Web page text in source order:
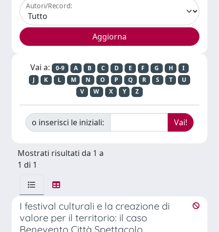
Autori/Record:
Vai a: 0-9 A B C D E F G H
I
J
K L M N O P Q R S T
U
V
W X Y Z
o inserisci le iniziali:
Mostrati risultati da 1 a
1 di 1
I festival culturali e la creazione di
valore per il territorio: il caso
Benevento Città Spettacolo.